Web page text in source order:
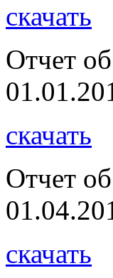
скачать
Отчет
скачать
Отчет
скачать